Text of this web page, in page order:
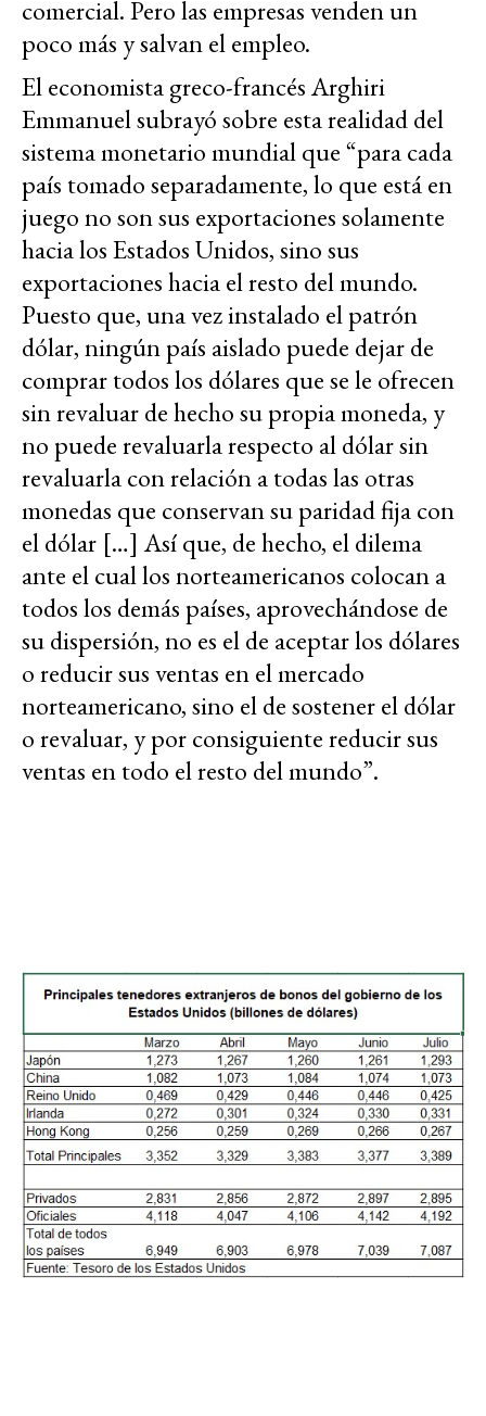
comercial. Pero las empresas venden un
poco más y salvan el empleo.
El economista greco-francés Arghiri
Emmanuel subrayó sobre esta realidad del
sistema monetario mundial que “para cada
país tomado separadamente, lo que está en
juego no son sus exportaciones solamente
hacia los Estados Unidos, sino sus
exportaciones hacia el resto del mundo.
Puesto que, una vez instalado el patrón
dólar, ningún país aislado puede dejar de
comprar todos los dólares que se le ofrecen
sin revaluar de hecho su propia moneda, y
no puede revaluarla respecto al dólar sin
revaluarla con relación a todas las otras
monedas que conservan su paridad fija con
el dólar […] Así que, de hecho, el dilema
ante el cual los norteamericanos colocan a
todos los demás países, aprovechándose de
su dispersión, no es el de aceptar los dólares
o reducir sus ventas en el mercado
norteamericano, sino el de sostener el dólar
o revaluar, y por consiguiente reducir sus
ventas en todo el resto del mundo”.